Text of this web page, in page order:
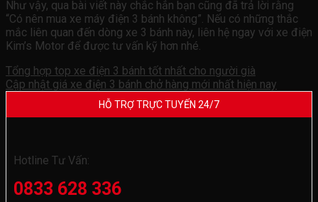
Như vậy, qua bài viết này chắc hẳn bạn cũng đã trả lời rằng
“Có nên mua xe máy điện 3 bánh không”. Nếu có những thắc
mắc liên quan đến dòng xe 3 bánh này, liên hệ ngay với xe điện
Kim’s Motor để được tư vấn kỹ hơn nhé.
Tổng hợp top xe điện 3 bánh tốt nhất cho người già
Cập nhật giá xe điện 3 bánh chở hàng mới nhất hiện nay
HỖ TRỢ TRỰC TUYẾN 24/7
Hotline Tư Vấn:
0833 628 336